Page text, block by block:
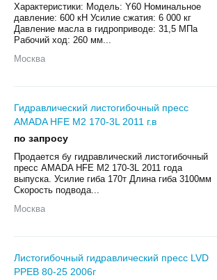
Характеристики: Модель: Y60 Номинальное
давление: 600 кН Усилие сжатия: 6 000 кг
Давление масла в гидроприводе: 31,5 МПа
Рабочий ход: 260 мм...
Москва
Гидравлический листогибочный пресс
AMADA HFE М2 170-3L 2011 г.в
по запросу
Продается бу гидравлический листогибочный
пресс AMADA HFE М2 170-3L 2011 года
выпуска. Усилие гиба 170т Длина гиба 3100мм
Скорость подвода...
Москва
Листогибочный гидравлический пресс LVD
PPEB 80-25 2006г